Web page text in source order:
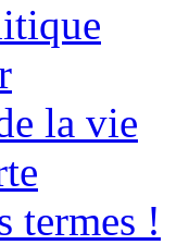
la vie
termes !